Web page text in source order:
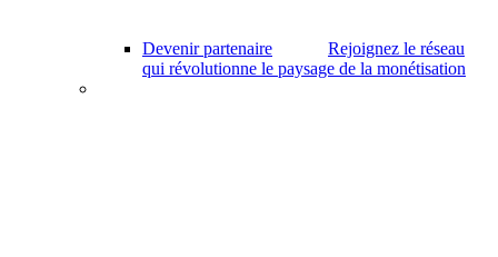
Devenir partenaire
Rejoignez le réseau
qui révolutionne le paysage de la monétisation